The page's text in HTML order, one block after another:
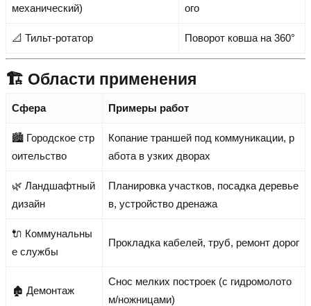
механический)
ого
📐 Тильт-ротатор Поворот ковша на 360°
🏗 Области применения
Сфера Примеры работ
🏙 Городское стр
оительство
Копание траншей под коммуникации, р
абота в узких дворах
🌿 Ландшафтный
дизайн
Планировка участков, посадка деревье
в, устройство дренажа
🔌 Коммунальны
е службы
Прокладка кабелей, труб, ремонт дорог
🏚 Демонтаж
Снос мелких построек (с гидромолото
м/ножницами)